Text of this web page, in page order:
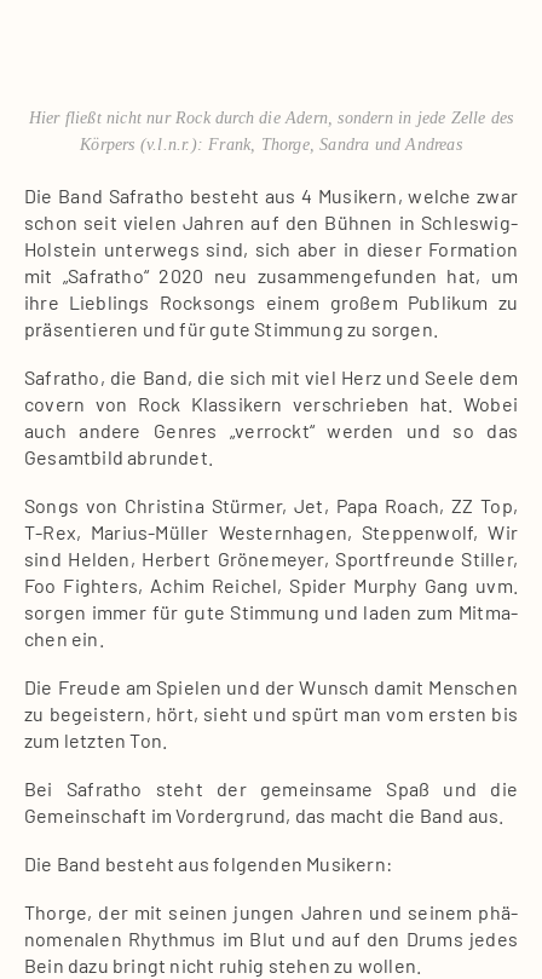
Hier fließt nicht nur Rock durch die Adern, son­dern in jede Zel­le des
Kör­pers (v.l.n.r.): Frank, Thor­ge, San­dra und Andre­as
Die Band Saf­ra­tho besteht aus 4 Musi­kern, wel­che zwar
schon seit vie­len Jah­ren auf den Büh­nen in Schles­wig-
Hol­stein unter­wegs sind, sich aber in die­ser For­ma­ti­on
mit „Saf­ra­tho“ 2020 neu zusam­men­ge­fun­den hat, um
ihre Lieb­lings Rock­songs einem gro­ßem Publi­kum zu
prä­sen­tie­ren und für gute Stim­mung zu sor­gen.
Saf­ra­tho, die Band, die sich mit viel Herz und See­le dem
covern von Rock Klas­si­kern ver­schrie­ben hat. Wobei
auch ande­re Gen­res „ver­rockt“ wer­den und so das
Gesamt­bild abrun­det.
Songs von Chris­ti­na Stür­mer, Jet, Papa Roach, ZZ Top,
T‑Rex, Mari­us-Mül­ler Wes­tern­ha­gen, Step­pen­wolf, Wir
sind Hel­den, Her­bert Grö­ne­mey­er, Sport­freun­de Stil­ler,
Foo Figh­ters, Achim Rei­chel, Spi­der Mur­phy Gang uvm.
sor­gen immer für gute Stim­mung und laden zum Mit­ma­
chen ein.
Die Freu­de am Spie­len und der Wunsch damit Men­schen
zu begeis­tern, hört, sieht und spürt man vom ers­ten bis
zum letz­ten Ton.
Bei Saf­ra­tho steht der gemein­sa­me Spaß und die
Gemein­schaft im Vor­der­grund, das macht die Band aus.
Die Band besteht aus fol­gen­den Musi­kern:
Thor­ge, der mit sei­nen jun­gen Jah­ren und sei­nem phä­
no­me­na­len Rhyth­mus im Blut und auf den Drums jedes
Bein dazu bringt nicht ruhig ste­hen zu wol­len.